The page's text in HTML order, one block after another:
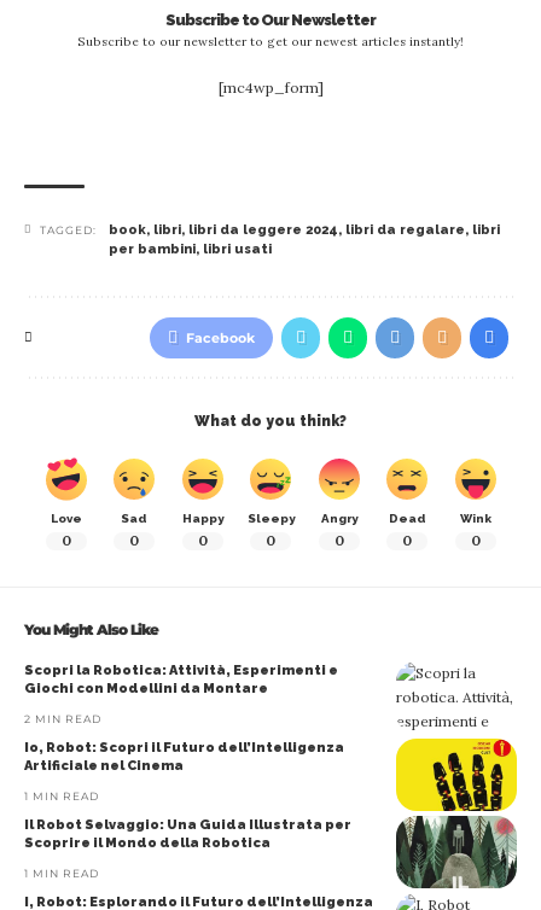
Subscribe to Our Newsletter
Subscribe to our newsletter to get our newest articles instantly!
[mc4wp_form]
TAGGED: book, libri, libri da leggere 2024, libri da regalare, libri
per bambini, libri usati
Facebook
What do you think?
Love
0
Sad
0
Happy
0
Sleepy
0
Angry
0
Dead
0
Wink
0
You Might Also Like
Scopri la Robotica: Attività, Esperimenti e
Giochi con Modellini da Montare
2 MIN READ
Io, Robot: Scopri il Futuro dell’Intelligenza
Artificiale nel Cinema
1 MIN READ
Il Robot Selvaggio: Una Guida Illustrata per
Scoprire il Mondo della Robotica
1 MIN READ
I, Robot: Esplorando il Futuro dell’Intelligenza